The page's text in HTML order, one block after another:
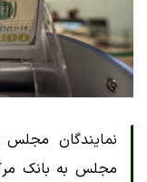
نمایندگان
مجلس به بانک